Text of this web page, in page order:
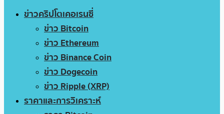
ข่าวคริปโตเคอเรนซี่
ข่าว Bitcoin
ข่าว Ethereum
ข่าว Binance Coin
ข่าว Dogecoin
ข่าว Ripple (XRP)
ราคาและการวิเคราะห์